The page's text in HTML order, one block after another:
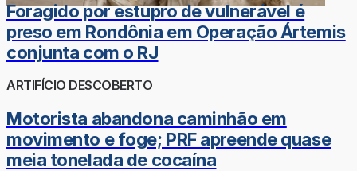
Foragido por estupro de vulnerável é
preso em Rondônia em Operação Ártemis
conjunta com o RJ
ARTIFÍCIO DESCOBERTO
Motorista abandona caminhão em
movimento e foge; PRF apreende quase
meia tonelada de cocaína